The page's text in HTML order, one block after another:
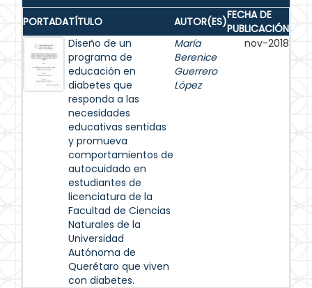
PORTADATÍTULO AUTOR(ES)FECHA DE
PUBLICACIÓN
Diseño de un
programa de
educación en
diabetes que
responda a las
necesidades
educativas sentidas
y promueva
comportamientos de
autocuidado en
estudiantes de
licenciatura de la
Facultad de Ciencias
Naturales de la
Universidad
Autónoma de
Querétaro que viven
con diabetes.
María
Berenice
Guerrero
López
nov-2018